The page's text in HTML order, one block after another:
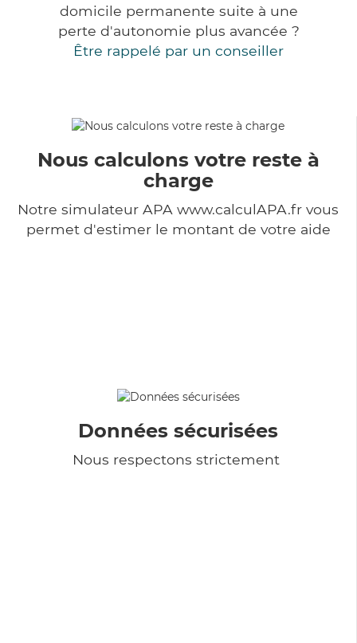
domicile permanente suite à une
perte d'autonomie plus avancée ?
Être rappelé par un conseiller
Nous calculons votre reste à
charge
Notre simulateur APA www.calculAPA.fr vous
permet d'estimer le montant de votre aide
Données sécurisées
Nous respectons strictement